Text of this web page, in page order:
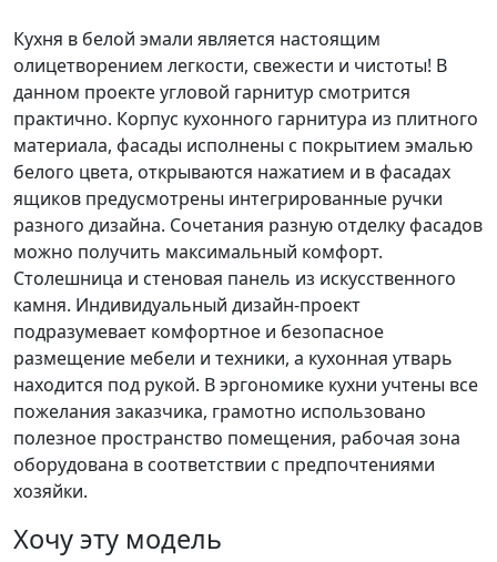
Кухня в белой эмали является настоящим
олицетворением легкости, свежести и чистоты! В
данном проекте угловой гарнитур смотрится
практично. Корпус кухонного гарнитура из плитного
материала, фасады исполнены с покрытием эмалью
белого цвета, открываются нажатием и в фасадах
ящиков предусмотрены интегрированные ручки
разного дизайна. Сочетания разную отделку фасадов
можно получить максимальный комфорт.
Столешница и стеновая панель из искусственного
камня. Индивидуальный дизайн-проект
подразумевает комфортное и безопасное
размещение мебели и техники, а кухонная утварь
находится под рукой. В эргономике кухни учтены все
пожелания заказчика, грамотно использовано
полезное пространство помещения, рабочая зона
оборудована в соответствии с предпочтениями
хозяйки.
Хочу эту модель